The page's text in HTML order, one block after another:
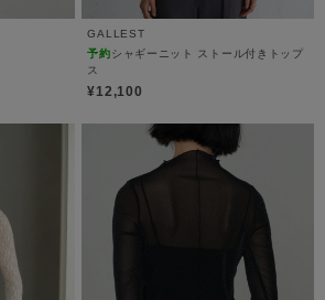
GALLEST
予約シャギーニット ストール付きトップ
ス
¥12,100